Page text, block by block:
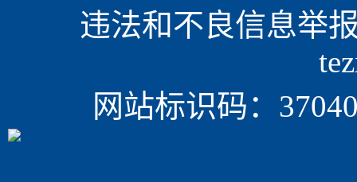
违法和不良信息举
网站标识码：